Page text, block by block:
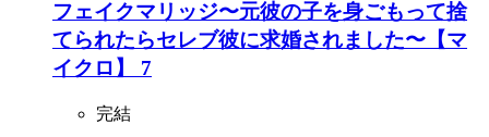
フェイクマリッジ〜元彼の子を身ごもって捨
てられたらセレブ彼に求婚されました〜【マ
イクロ】 7
完結